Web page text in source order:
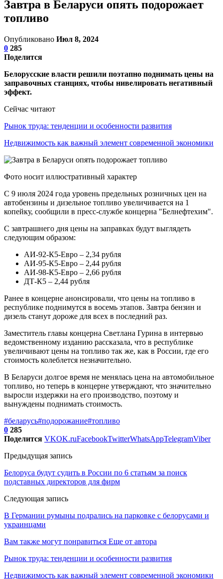
Завтра в Беларуси опять подорожает
топливо
Опубликовано Июл 8, 2024
0 285
Поделится
Белорусские власти решили поэтапно поднимать цены на
заправочных станциях, чтобы нивелировать негативный
эффект.
Сейчас читают
Рынок труда: тенденции и особенности развития
Недвижимость как важный элемент современной экономики
Фото носит иллюстративный характер
С 9 июля 2024 года уровень предельных розничных цен на
автобензины и дизельное топливо увеличивается на 1
копейку, сообщили в пресс-службе концерна "Белнефтехим".
С завтрашнего дня цены на заправках будут выглядеть
следующим образом:
АИ-92-К5-Евро – 2,34 рубля
АИ-95-К5-Евро – 2,44 рубля
АИ-98-К5-Евро – 2,66 рубля
ДТ-К5 – 2,44 рубля
Ранее в концерне анонсировали, что цены на топливо в
республике поднимутся в восемь этапов. Завтра бензин и
дизель станут дороже для всех в последний раз.
Заместитель главы концерна Светлана Гурина в интервью
ведомственному изданию рассказала, что в республике
увеличивают цены на топливо так же, как в России, где его
стоимость колеблется незначительно.
В Беларуси долгое время не менялась цена на автомобильное
топливо, но теперь в концерне утверждают, что значительно
выросли издержки на его производство, поэтому и
вынуждены поднимать стоимость.
#беларусь#подорожание#топливо
0 285
Поделится VKOK.ruFacebookTwitterWhatsAppTelegramViber
Предыдущая запись
Белоруса будут судить в России по 6 статьям за поиск
подставных директоров для фирм
Следующая запись
В Германии румыны подрались на парковке с белорусами и
украинцами
Вам также могут понравиться Еще от автора
Рынок труда: тенденции и особенности развития
Недвижимость как важный элемент современной экономики